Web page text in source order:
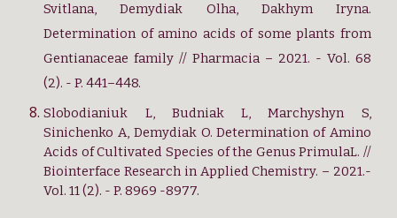
Svitlana, Demydiak Olha, Dakhym Iryna.
Determination of amino acids of some plants from
Gentianaceae family //Pharmacia– 2021. - Vol. 68
(2). - P. 441–448.
Slobodianiuk L, Budniak L, Marchyshyn S,
Sinichenko A, Demydiak O. Determination of Amino
Acids of Cultivated Species of the Genus PrimulaL. //
Biointerface Research in Applied Chemistry. – 2021.-
Vol. 11 (2). - P. 8969 -8977.